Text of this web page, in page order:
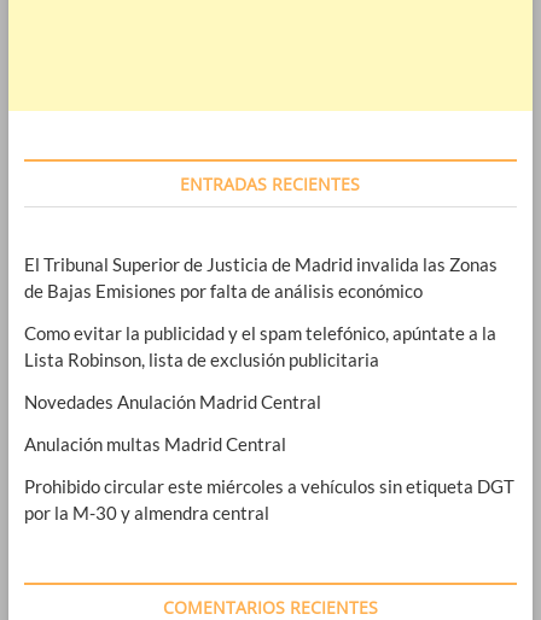
ENTRADAS RECIENTES
El Tribunal Superior de Justicia de Madrid invalida las Zonas
de Bajas Emisiones por falta de análisis económico
Como evitar la publicidad y el spam telefónico, apúntate a la
Lista Robinson, lista de exclusión publicitaria
Novedades Anulación Madrid Central
Anulación multas Madrid Central
Prohibido circular este miércoles a vehículos sin etiqueta DGT
por la M-30 y almendra central
COMENTARIOS RECIENTES